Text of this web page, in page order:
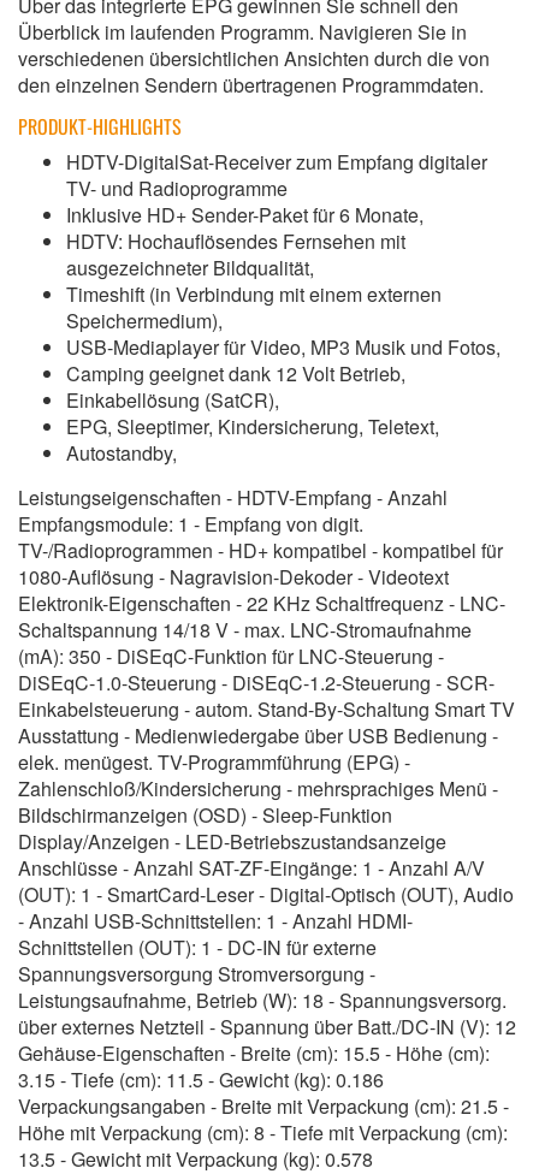
Überblick im laufenden Programm. Navigieren Sie in
verschiedenen übersichtlichen Ansichten durch die von
den einzelnen Sendern übertragenen Programmdaten.
PRODUKT-HIGHLIGHTS
HDTV-DigitalSat-Receiver zum Empfang digitaler
TV- und Radioprogramme
Inklusive HD+ Sender-Paket für 6 Monate,
HDTV: Hochauflösendes Fernsehen mit
ausgezeichneter Bildqualität,
Timeshift (in Verbindung mit einem externen
Speichermedium),
USB-Mediaplayer für Video, MP3 Musik und Fotos,
Camping geeignet dank 12 Volt Betrieb,
Einkabellösung (SatCR),
EPG, Sleeptimer, Kindersicherung, Teletext,
Autostandby,
Leistungseigenschaften - HDTV-Empfang - Anzahl
Empfangsmodule: 1 - Empfang von digit.
TV-/Radioprogrammen - HD+ kompatibel - kompatibel für
1080-Auflösung - Nagravision-Dekoder - Videotext
Elektronik-Eigenschaften - 22 KHz Schaltfrequenz - LNC-
Schaltspannung 14/18 V - max. LNC-Stromaufnahme
(mA): 350 - DiSEqC-Funktion für LNC-Steuerung -
DiSEqC-1.0-Steuerung - DiSEqC-1.2-Steuerung - SCR-
Einkabelsteuerung - autom. Stand-By-Schaltung Smart TV
Ausstattung - Medienwiedergabe über USB Bedienung -
elek. menügest. TV-Programmführung (EPG) -
Zahlenschloß/Kindersicherung - mehrsprachiges Menü -
Bildschirmanzeigen (OSD) - Sleep-Funktion
Display/Anzeigen - LED-Betriebszustandsanzeige
Anschlüsse - Anzahl SAT-ZF-Eingänge: 1 - Anzahl A/V
(OUT): 1 - SmartCard-Leser - Digital-Optisch (OUT), Audio
- Anzahl USB-Schnittstellen: 1 - Anzahl HDMI-
Schnittstellen (OUT): 1 - DC-IN für externe
Spannungsversorgung Stromversorgung -
Leistungsaufnahme, Betrieb (W): 18 - Spannungsversorg.
über externes Netzteil - Spannung über Batt./DC-IN (V): 12
Gehäuse-Eigenschaften - Breite (cm): 15.5 - Höhe (cm):
3.15 - Tiefe (cm): 11.5 - Gewicht (kg): 0.186
Verpackungsangaben - Breite mit Verpackung (cm): 21.5 -
Höhe mit Verpackung (cm): 8 - Tiefe mit Verpackung (cm):
13.5 - Gewicht mit Verpackung (kg): 0.578